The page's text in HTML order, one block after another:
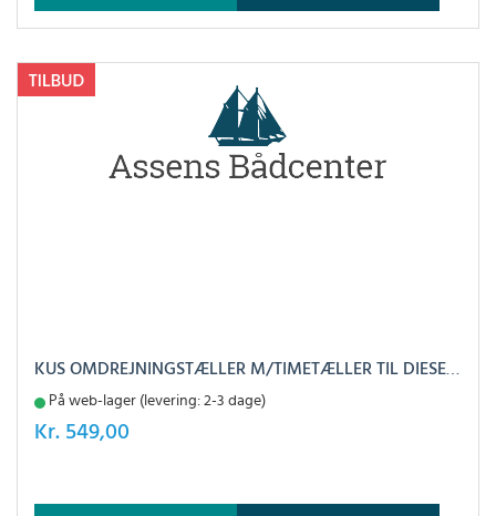
KUS OMDREJNINGSTÆLLER M/TIMETÆLLER TIL DIESEL HVID, 0-4000
På web-lager (levering: 2-3 dage)
Kr. 549,00